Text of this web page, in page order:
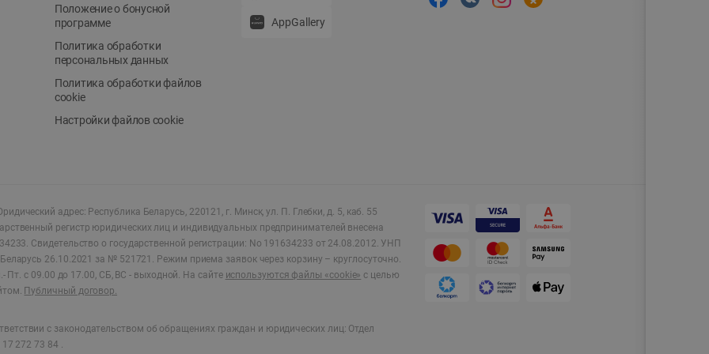
Положение о бонусной
программе
Политика обработки
персональных данных
Политика обработки файлов
cookie
Настройки файлов cookie
AppGallery
адрес: Республика Беларусь, 220121, г. Минск, ул. П. Глебки, д. 5, каб. 55
регистр юридических лиц и индивидуальных предпринимателей внесена
Свидетельство о государственной регистрации: No 191634233 от 24.08.2012. УНП
26.10.2021 за № 521721. Режим приема заявок через корзину – круглосуточно.
Пт. с 09.00 до 17.00, СБ, ВС - выходной. На сайте используются файлы «cookie» с целью
Публичный договор.
с законодательством об обращениях граждан и юридических лиц: Отдел
272 73 84 .